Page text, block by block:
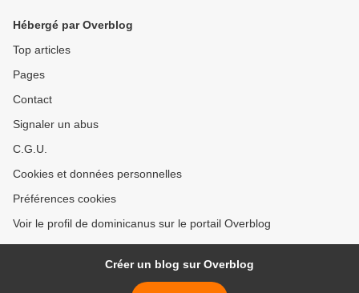
Hébergé par Overblog
Top articles
Pages
Contact
Signaler un abus
C.G.U.
Cookies et données personnelles
Préférences cookies
Voir le profil de dominicanus sur le portail Overblog
Créer un blog sur Overblog